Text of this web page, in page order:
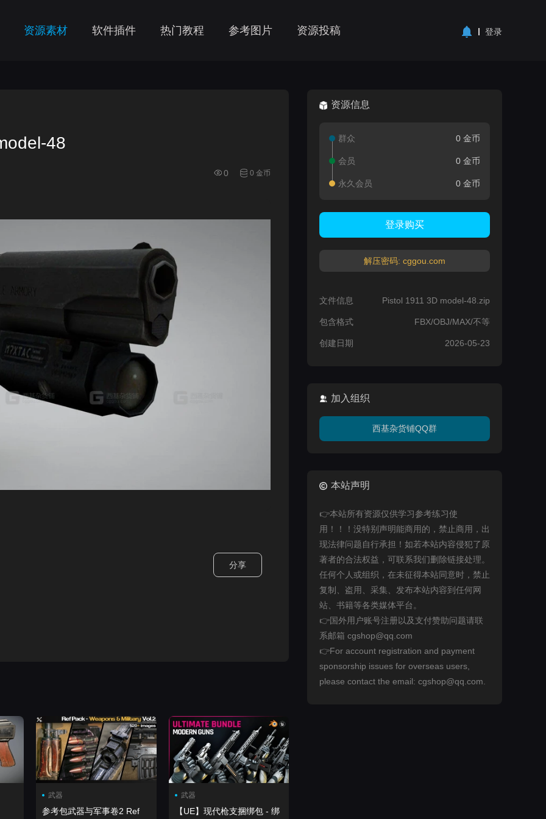
资源素材 软件插件 热门教程 参考图片 资源投稿 登录
48
0 0 金币
分享
武器
参考包武器与军事卷2 Ref
武器
【UE】现代枪支捆绑包 - 绑
资源信息
群众 0 金币
会员 0 金币
永久会员 0 金币
登录购买
解压密码: cggou.com
文件信息 Pistol 1911 3D model-48.zip
包含格式 FBX/OBJ/MAX/不等
创建日期 2026-05-23
加入组织
西基杂货铺QQ群
本站声明
👉本站所有资源仅供学习参考练习使
用！！！没特别声明能商用的，禁止商用，出
现法律问题自行承担！如若本站内容侵犯了原
著者的合法权益，可联系我们删除链接处理。
任何个人或组织，在未征得本站同意时，禁止
复制、盗用、采集、发布本站内容到任何网
站、书籍等各类媒体平台。
👉国外用户账号注册以及支付赞助问题请联
系邮箱 cgshop@qq.com
👉For account registration and payment
sponsorship issues for overseas users,
please contact the email: cgshop@qq.com.